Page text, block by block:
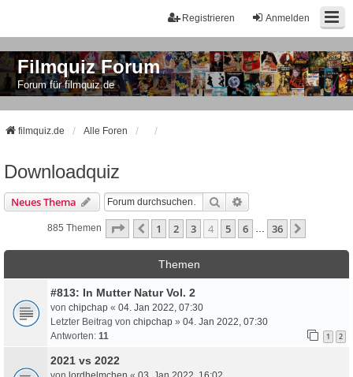
Anmelden
Registrieren
Filmquiz Forum
Forum für filmquiz.de
filmquiz.de Alle Foren
Downloadquiz
Neues Thema Suche
885 Themen Seite Von 36
Vorherige
1 2 3 4 5 6 … 36
Themen
#813: In Mutter Natur Vol. 2
von chipchap « 04. Jan 2022, 07:30
Letzter Beitrag von chipchap » 04. Jan 2022, 07:30
Antworten: 11 1 2
2021 vs 2022